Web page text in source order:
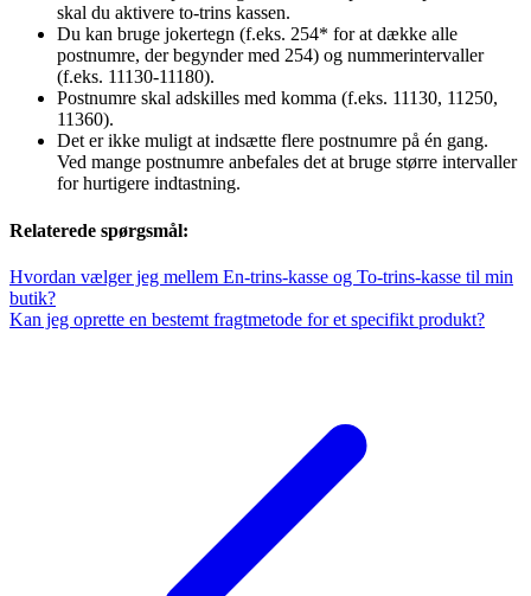
skal du aktivere to-trins kassen.
Du kan bruge jokertegn (f.eks. 254* for at dække alle
postnumre, der begynder med 254) og nummerintervaller
(f.eks. 11130-11180).
Postnumre skal adskilles med komma (f.eks. 11130, 11250,
11360).
Det er ikke muligt at indsætte flere postnumre på én gang.
Ved mange postnumre anbefales det at bruge større intervaller
for hurtigere indtastning.
Relaterede spørgsmål:
Hvordan vælger jeg mellem En-trins-kasse og To-trins-kasse til min
butik?
Kan jeg oprette en bestemt fragtmetode for et specifikt produkt?